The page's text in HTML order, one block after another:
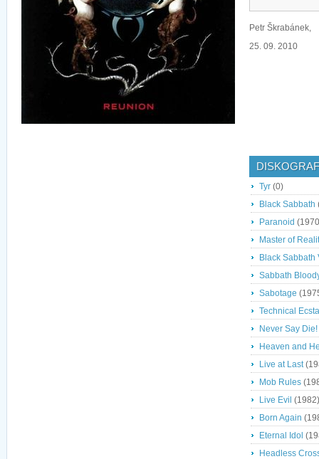
Petr Škrabánek,
25. 09. 2010
Tyr (0)
Black Sabbath
Paranoid
Master of
Black Sabbath
Sabbath
Sabotage
Technical
Never Say Die!
Heaven and
Live at Last
Mob Rules
Live Evil (1982)
Born Again
Eternal Idol
Headless